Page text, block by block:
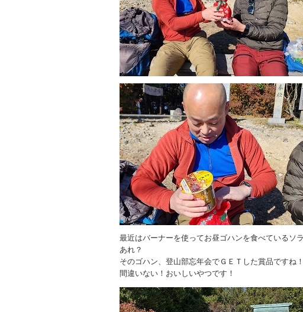
最近はバーナーを使ってお昼ゴハンを食べているソ
あれ？
そのゴハン、登山部忘年会でＧＥＴした賞品ですね！
間違いない！おいしいやつです！